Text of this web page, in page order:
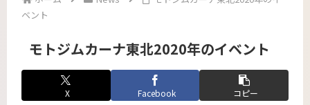
ベント
モトジムカーナ東北2020年のイベント
X Facebook コピー